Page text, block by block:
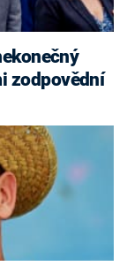
zodpovědní